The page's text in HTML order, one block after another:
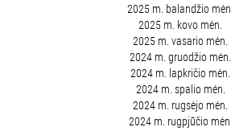
2025 m. balandžio mėn.
2025 m. kovo mėn.
2025 m. vasario mėn.
2024 m. gruodžio mėn.
2024 m. lapkričio mėn.
2024 m. spalio mėn.
2024 m. rugsėjo mėn.
2024 m. rugpjūčio mėn.